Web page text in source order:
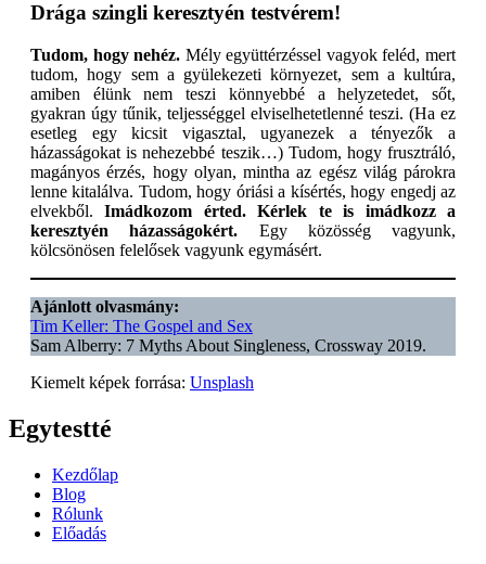
Drága szingli keresztyén testvérem!
Tudom, hogy nehéz. Mély együttérzéssel vagyok feléd, mert
tudom, hogy sem a gyülekezeti környezet, sem a kultúra,
amiben élünk nem teszi könnyebbé a helyzetedet, sőt,
gyakran úgy tűnik, teljességgel elviselhetetlenné teszi. (Ha ez
esetleg egy kicsit vigasztal, ugyanezek a tényezők a
házasságokat is nehezebbé teszik…) Tudom, hogy frusztráló,
magányos érzés, hogy olyan, mintha az egész világ párokra
lenne kitalálva. Tudom, hogy óriási a kísértés, hogy engedj az
elvekből.Imádkozom érted. Kérlek te is imádkozz a
keresztyén házasságokért. Egy közösség vagyunk,
kölcsönösen felelősek vagyunk egymásért.
Ajánlott olvasmány:
Tim Keller: The Gospel and Sex
Sam Alberry: 7 Myths About Singleness, Crossway 2019.
Kiemelt képek forrása: Unsplash
Egytestté
Kezdőlap
Blog
Rólunk
Előadás